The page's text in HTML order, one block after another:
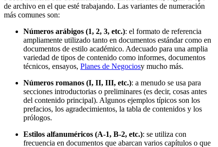
de archivo en el que esté trabajando. Las variantes de numeración
más comunes son:
Números arábigos (1, 2, 3, etc.): el formato de referencia
ampliamente utilizado tanto en documentos estándar como en
documentos de estilo académico. Adecuado para una amplia
variedad de tipos de contenido como informes, documentos
técnicos, ensayos, Planes de Negociosy mucho más.
Números romanos (I, II, III, etc.): a menudo se usa para
secciones introductorias o preliminares (es decir, cosas antes
del contenido principal). Algunos ejemplos típicos son los
prefacios, los agradecimientos, la tabla de contenidos y los
prólogos.
Estilos alfanuméricos (A-1, B-2, etc.): se utiliza con
frecuencia en documentos que abarcan varios capítulos o que